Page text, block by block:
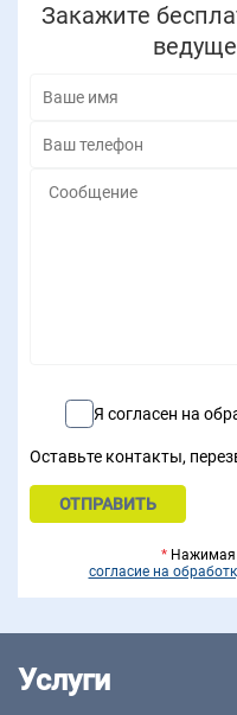
Закажите
Я согласен на
Оставьте контакты,
*Нажимая
согласие на
Услуги